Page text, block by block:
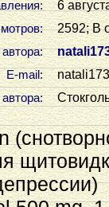
6
2592; В
Е-mail: natali173